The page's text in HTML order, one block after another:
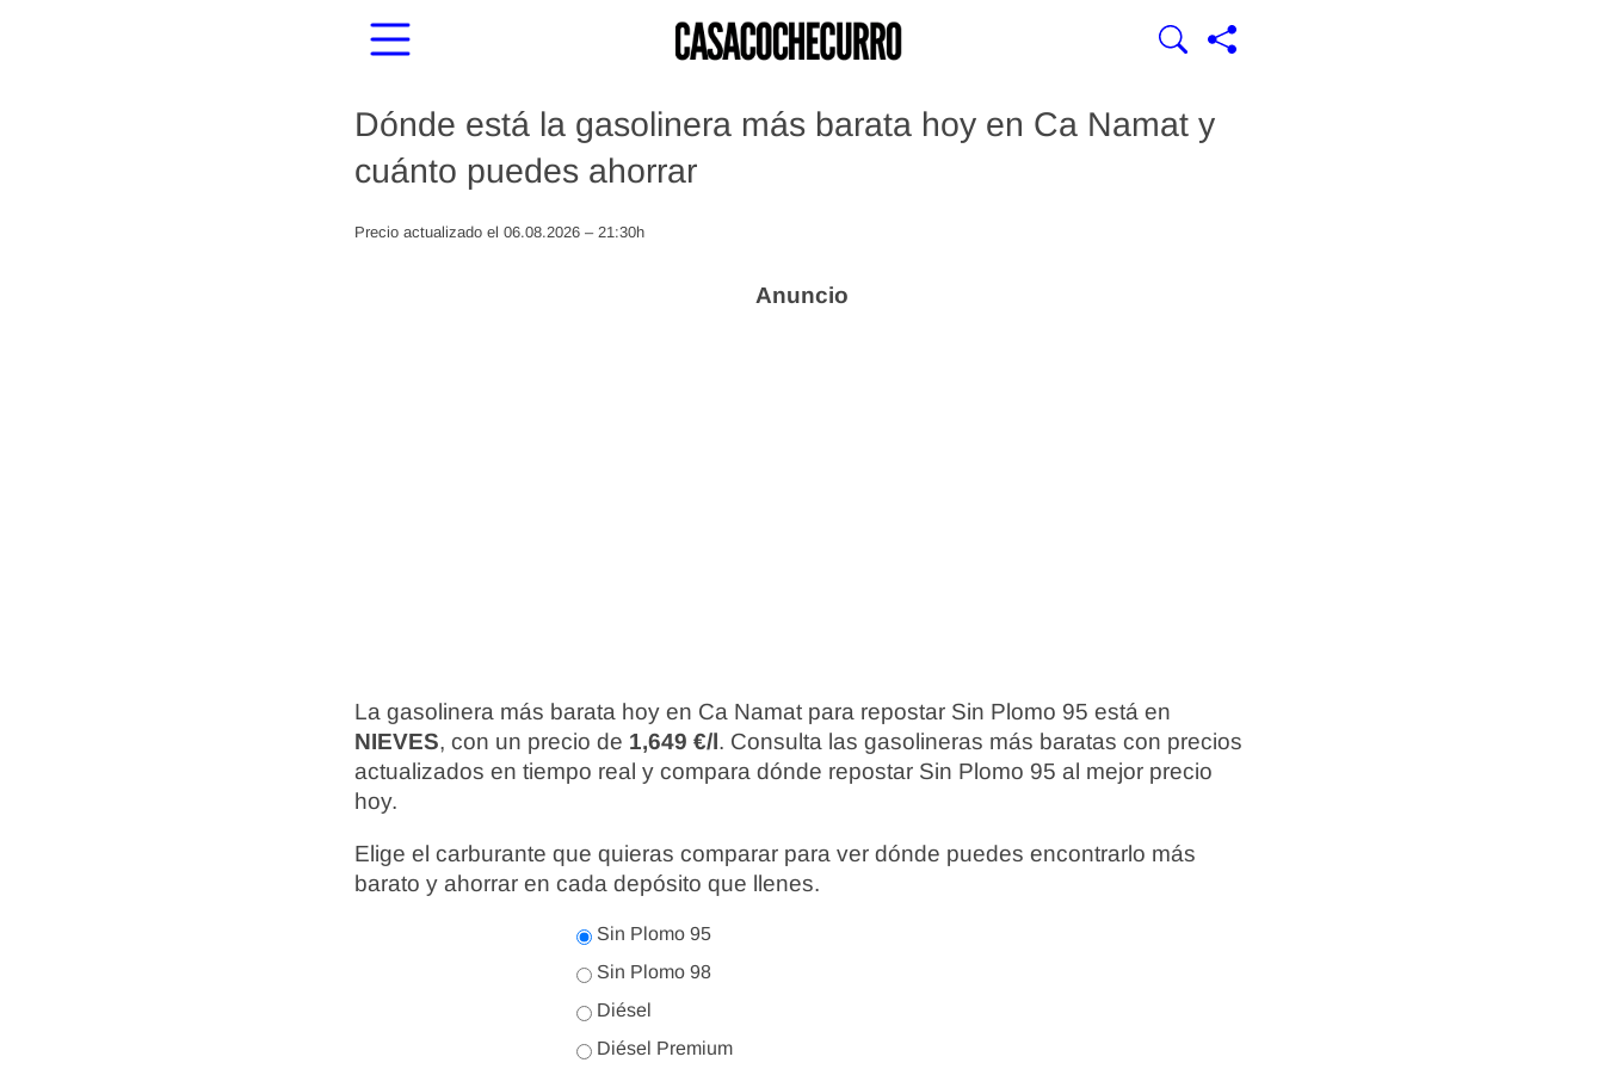
Dónde está la gasolinera más barata hoy en Ca Namat y
cuánto puedes ahorrar
Precio actualizado el 06.08.2026 – 21:30h
La gasolinera más barata hoy en Ca Namat para repostar Sin Plomo 95 está en
NIEVES, con un precio de 1,649 €/l. Consulta las gasolineras más baratas con precios
actualizados en tiempo real y compara dónde repostar Sin Plomo 95 al mejor precio
hoy.
Elige el carburante que quieras comparar para ver dónde puedes encontrarlo más
barato y ahorrar en cada depósito que llenes.
Sin Plomo 95
Sin Plomo 98
Diésel
Diésel Premium